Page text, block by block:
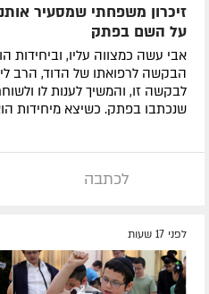
זיכרון משפחתי שמסעיר
על השם בפתק
אבי עשה כמצווה עליו, וביחידות
הבקשה לרפואתו של הדוד, הרב
לבקשה זו, והמשיך לענות לו
שנכתבו בפתק. כשיצא מיחידות
לכתבה
לפני 17 שעות